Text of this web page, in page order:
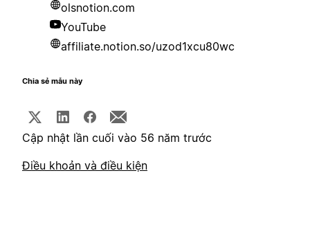
olsnotion.com
YouTube
affiliate.notion.so/uzod1xcu80wc
Chia sẻ mẫu này
Cập nhật lần cuối vào 56 năm trước
Điều khoản và điều kiện